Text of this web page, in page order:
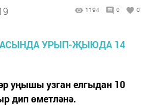
1194 0 0
уңышы узган елгыдан 10
дип өметләнә.